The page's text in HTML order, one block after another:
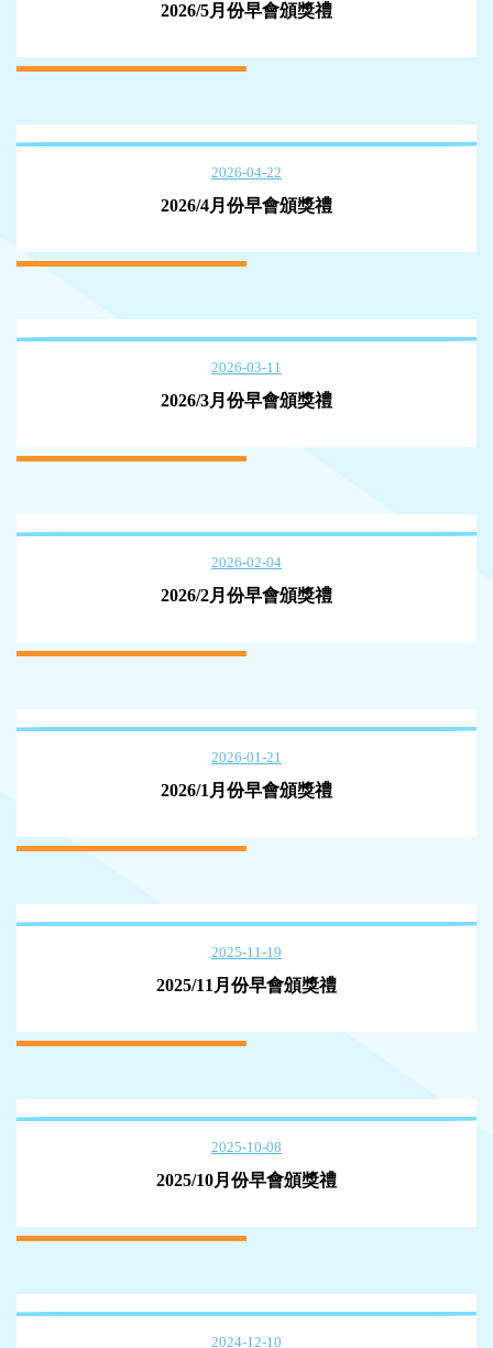
2026/5月份早會頒獎禮
2026-04-22
2026/4月份早會頒獎禮
2026-03-11
2026/3月份早會頒獎禮
2026-02-04
2026/2月份早會頒獎禮
2026-01-21
2026/1月份早會頒獎禮
2025-11-19
2025/11月份早會頒獎禮
2025-10-08
2025/10月份早會頒獎禮
2024-12-10